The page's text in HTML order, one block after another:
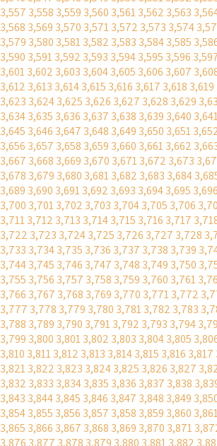
3,557 3,558 3,559 3,560 3,5613,562 3,563
3,568 3,569 3,570 3,5713,572 3,573 3,574
3,579 3,580 3,5813,582 3,583 3,5843,585
3,590 3,5913,592 3,593 3,5943,595 3,596
3,6013,602 3,603 3,6043,605 3,606 3,607
3,612 3,613 3,6143,615 3,616 3,617 3,618 3,619
3,623 3,6243,625 3,626 3,627 3,628 3,629
3,6343,635 3,636 3,637 3,638 3,639 3,640
3,645 3,646 3,647 3,648 3,649 3,650 3,651
3,656 3,657 3,658 3,659 3,660 3,6613,662
3,667 3,668 3,669 3,670 3,6713,672 3,673
3,678 3,679 3,680 3,6813,682 3,683 3,684
3,689 3,690 3,6913,692 3,693 3,6943,695 3,696
3,700 3,7013,702 3,703 3,7043,705 3,706
3,7113,712 3,713 3,7143,715 3,716 3,717
3,722 3,723 3,7243,725 3,726 3,727 3,728
3,733 3,7343,735 3,736 3,737 3,738 3,739
3,7443,745 3,746 3,747 3,748 3,749 3,750
3,755 3,756 3,757 3,758 3,759 3,760 3,761
3,766 3,767 3,768 3,769 3,770 3,7713,772
3,777 3,778 3,779 3,780 3,7813,782 3,783
3,788 3,789 3,790 3,7913,792 3,793 3,794
3,799 3,800 3,8013,802 3,803 3,8043,805
3,810 3,8113,812 3,813 3,8143,815 3,816 3,817
3,8213,822 3,823 3,8243,825 3,826 3,827
3,832 3,833 3,8343,835 3,836 3,837 3,838
3,843 3,8443,845 3,846 3,847 3,848 3,849
3,8543,855 3,856 3,857 3,858 3,859 3,860
3,865 3,866 3,867 3,868 3,869 3,870 3,871